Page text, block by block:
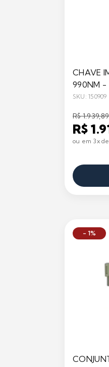
CHAVE
990NM -
PDR
SKU: 150909
R$ 1.939,89
R$
ou em 3x
- 1%